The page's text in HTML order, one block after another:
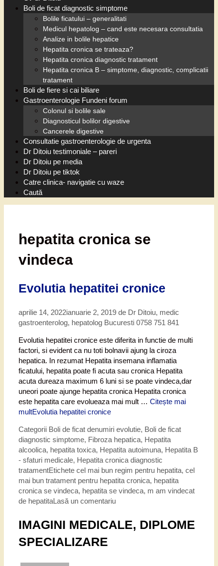
Boli de ficat diagnostic simptome
Bolile ficatului – generalitati
Medicul hepatolog – cand este necesara consultatia
Analize in bolile hepatice
Hepatita cronica se trateaza?
Hepatita cronica diagnostic tratament
Hepatita cronica B – simptome, diagnostic, complicatii
tratament
Boli de fiere si cai biliare
Gastroenterologie Fundeni forum
Colonul si bolile sale
Diagnosticul bolilor digestive
Cancerele digestive
Consultatie gastroenterologie de urgenta
Dr Ditoiu testimoniale – pareri
Dr Ditoiu pe media
Dr Ditoiu pe tiktok
Catre clinica- navigatie cu waze
Caută
hepatita cronica se
vindeca
Evolutia hepatitei cronice
aprilie 14, 2022ianuarie 2, 2019 de Dr Ditoiu, medic
gastroenterolog, hepatolog Bucuresti 0758 751 841
Evolutia hepatitei cronice este diferita in functie de multi
factori, si evident ca nu toti bolnavii ajung la ciroza
hepatica. In rezumat Hepatita insemana inflamatia
ficatului, hepatita poate fi acuta sau cronica Hepatita
acuta dureaza maximum 6 luni si se poate vindeca,dar
uneori poate ajunge hepatita cronica Hepatita cronica
este hepatita care evolueaza mai mult … Citește mai
multEvolutia hepatitei cronice
Categorii Boli de ficat denumiri evolutie, Boli de ficat
diagnostic simptome, Fibroza hepatica, Hepatita
alcoolica, hepatita toxica, Hepatita autoimuna, Hepatita B
- sfaturi medicale, Hepatita cronica diagnostic
tratamentEtichete cel mai bun regim pentru hepatita, cel
mai bun tratament pentru hepatita cronica, hepatita
cronica se vindeca, hepatita se vindeca, m am vindecat
de hepatitaLasă un comentariu
IMAGINI MEDICALE, DIPLOME
SPECIALIZARE